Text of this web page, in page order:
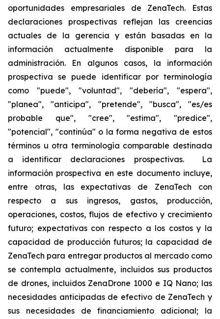
oportunidades empresariales de ZenaTech. Estas
declaraciones prospectivas reflejan las creencias
actuales de la gerencia y están basadas en la
información actualmente disponible para la
administración. En algunos casos, la información
prospectiva se puede identificar por terminología
como "puede", "voluntad", "debería", "espera",
"planea", "anticipa", "pretende", "busca", "es/es
probable que", "cree", "estima", "predice",
"potencial", "continúa" o la forma negativa de estos
términos u otra terminología comparable destinada
a identificar declaraciones prospectivas. La
información prospectiva en este documento incluye,
entre otras, las expectativas de ZenaTech con
respecto a sus ingresos, gastos, producción,
operaciones, costos, flujos de efectivo y crecimiento
futuro; expectativas con respecto a los costos y la
capacidad de producción futuros; la capacidad de
ZenaTech para entregar productos al mercado como
se contempla actualmente, incluidos sus productos
de drones, incluidos ZenaDrone 1000 e IQ Nano; las
necesidades anticipadas de efectivo de ZenaTech y
sus necesidades de financiamiento adicional; la